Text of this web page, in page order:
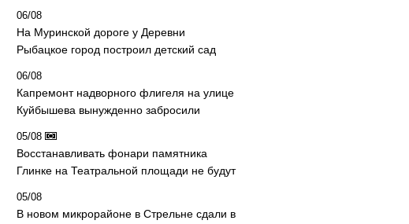
06/08
На Муринской дороге у Деревни
Рыбацкое город построил детский сад
06/08
Капремонт надворного флигеля на улице
Куйбышева вынужденно забросили
05/08
Восстанавливать фонари памятника
Глинке на Театральной площади не будут
05/08
В новом микрорайоне в Стрельне сдали в